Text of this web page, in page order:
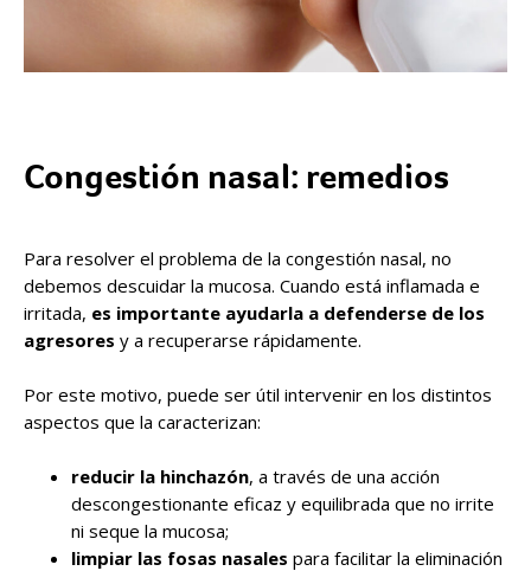
Congestión nasal: remedios
Para resolver el problema de la congestión nasal, no
debemos descuidar la mucosa. Cuando está inflamada e
irritada, es importante ayudarla a defenderse de los
agresores y a recuperarse rápidamente.
Por este motivo, puede ser útil intervenir en los distintos
aspectos que la caracterizan:
reducir la hinchazón, a través de una acción
descongestionante eficaz y equilibrada que no irrite
ni seque la mucosa;
limpiar las fosas nasales para facilitar la eliminación